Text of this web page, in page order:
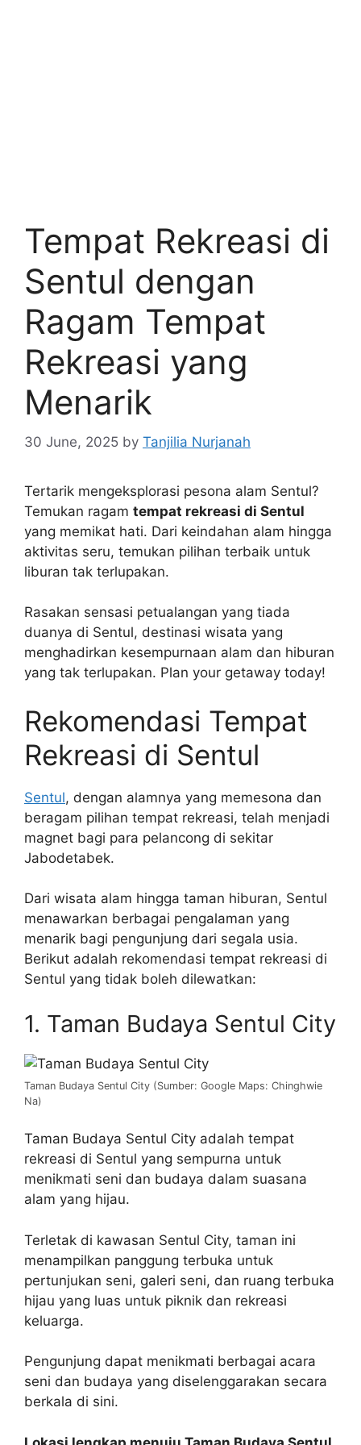
Tempat Rekreasi di
Sentul dengan
Ragam Tempat
Rekreasi yang
Menarik
30 June, 2025 by Tanjilia Nurjanah
Tertarik mengeksplorasi pesona alam Sentul?
Temukan ragam tempat rekreasi di Sentul
yang memikat hati. Dari keindahan alam hingga
aktivitas seru, temukan pilihan terbaik untuk
liburan tak terlupakan.
Rasakan sensasi petualangan yang tiada
duanya di Sentul, destinasi wisata yang
menghadirkan kesempurnaan alam dan hiburan
yang tak terlupakan. Plan your getaway today!
Rekomendasi Tempat
Rekreasi di Sentul
Sentul, dengan alamnya yang memesona dan
beragam pilihan tempat rekreasi, telah menjadi
magnet bagi para pelancong di sekitar
Jabodetabek.
Dari wisata alam hingga taman hiburan, Sentul
menawarkan berbagai pengalaman yang
menarik bagi pengunjung dari segala usia.
Berikut adalah rekomendasi tempat rekreasi di
Sentul yang tidak boleh dilewatkan:
1. Taman Budaya Sentul City
Taman Budaya Sentul City (Sumber: Google Maps: Chinghwie
Na)
Taman Budaya Sentul City adalah tempat
rekreasi di Sentul yang sempurna untuk
menikmati seni dan budaya dalam suasana
alam yang hijau.
Terletak di kawasan Sentul City, taman ini
menampilkan panggung terbuka untuk
pertunjukan seni, galeri seni, dan ruang terbuka
hijau yang luas untuk piknik dan rekreasi
keluarga.
Pengunjung dapat menikmati berbagai acara
seni dan budaya yang diselenggarakan secara
berkala di sini.